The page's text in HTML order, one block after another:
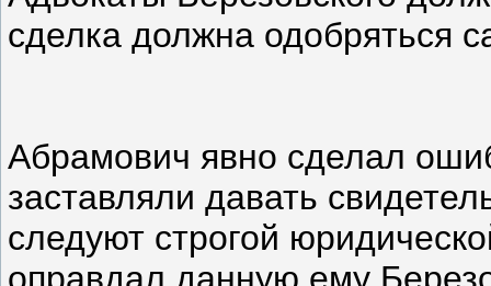
сделка должна одобряться
Абрамович явно сделал
заставляли давать
следуют строгой